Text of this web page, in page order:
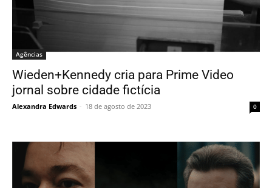
Agências
Wieden+Kennedy cria para Prime Video
jornal sobre cidade fictícia
Alexandra Edwards - 18 de agosto de 2023 0